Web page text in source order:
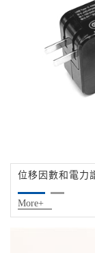
位移因數和電力
More+